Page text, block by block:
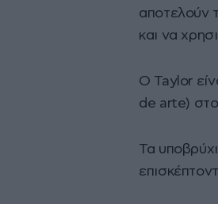
αποτελούν
και να
Ο Taylor
de arte) στο
Τα